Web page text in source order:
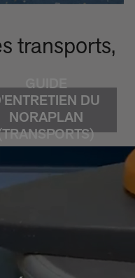
transports,
GUIDE
DU
NORAPLAN